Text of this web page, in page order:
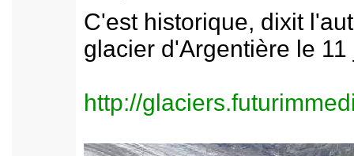
C'est historique, dixit
glacier d'Argentière le
http://